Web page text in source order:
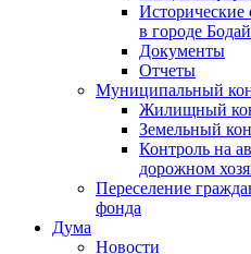
Исторические
в городе
Документы
Отчеты
Муниципальный
Жилищный
Земельный
Контроль на
дорожном
Переселение
фонда
Дума
Новости